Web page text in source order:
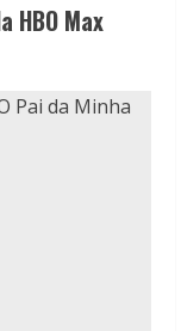
HBO Max